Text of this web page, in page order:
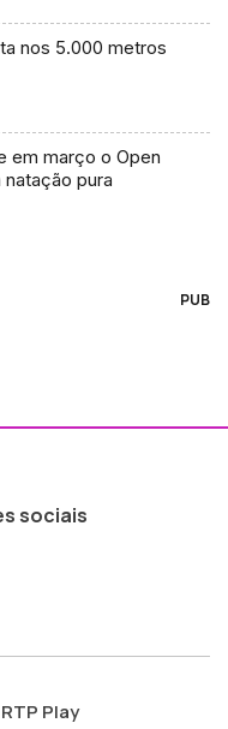
nos 5.000 metros
em março o Open
pura
PUB
sociais
ao
RTP Play